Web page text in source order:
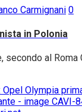
Carmignani 0
in Polonia
secondo al Roma